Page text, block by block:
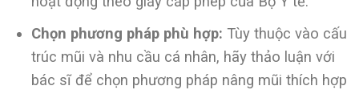
Chọn phương pháp phù hợp: Tùy thuộc vào cấu
trúc mũi và nhu cầu cá nhân, hãy thảo luận với
bác sĩ để chọn phương pháp nâng mũi thích hợp